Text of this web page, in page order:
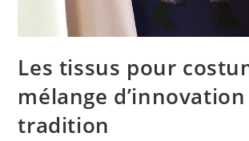
Les tissus pour
mélange
tradition